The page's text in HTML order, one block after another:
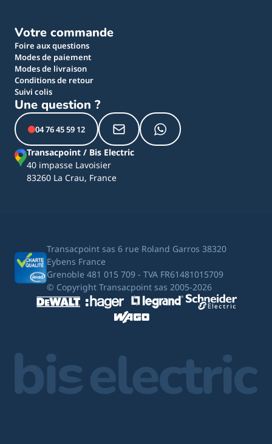
Votre commande
Foire aux questions
Modes de paiement
Modes de livraison
Conditions de retour
Suivi colis
Une question ?
04 76 45 59 12
Transacpoint / Bis Electric
40 impasse Lavoisier
83260 La Crau, France
Transacpoint sas 6 rue Roland Garros 38320
Eybens France
Grenoble 481 015 709 - TVA FR61481015709
© Copyright Transacpoint sas 2005-2026